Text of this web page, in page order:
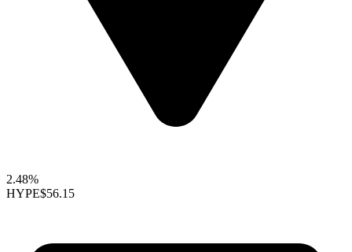
2.48%
HYPE$56.15